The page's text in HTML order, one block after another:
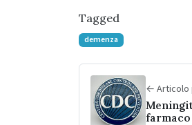
Tagged
demenza
← Articolo